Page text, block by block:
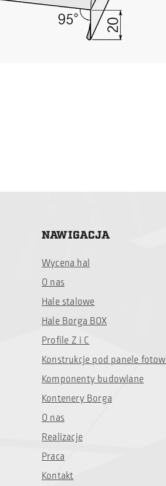
NAWIGACJA
Wycena hal
O nas
Hale stalowe
Hale Borga BOX
Profile Z i C
Konstrukcje pod panele
Komponenty budowlane
Kontenery Borga
O nas
Realizacje
Praca
Kontakt